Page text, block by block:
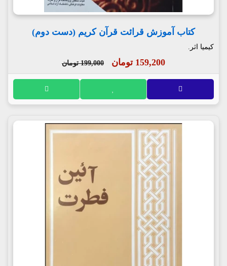
کتاب آموزش قرائت قرآن کریم (دست دوم)
کیمیا اثر.
159,200 تومان 199,000 تومان